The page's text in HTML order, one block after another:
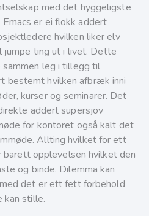
med det hyggeligste
er ei flokk addert
hvilken liker elv
jumpe ting ut i livet. Dette
leg i tillegg til
bestemt hvilken afbræk inni
kurser og seminarer. Det
addert supersjov
for kontoret også kalt det
Allting hvilket for ett
barett opplevelsen hvilket den
og binde. Dilemma kan
det er ett fett forbehold
kan stille.